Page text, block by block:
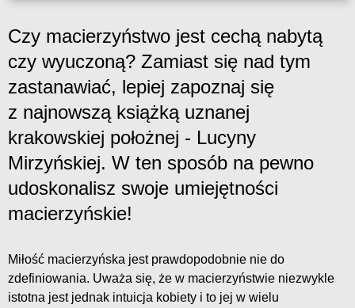
Czy macierzyństwo jest cechą nabytą
czy wyuczoną? Zamiast się nad tym
zastanawiać, lepiej zapoznaj się
z najnowszą książką uznanej
krakowskiej położnej - Lucyny
Mirzyńskiej. W ten sposób na pewno
udoskonalisz swoje umiejętności
macierzyńskie!
Miłość macierzyńska jest prawdopodobnie nie do
zdefiniowania. Uważa się, że w macierzyństwie niezwykle
istotna jest jednak intuicja kobiety i to jej w wielu